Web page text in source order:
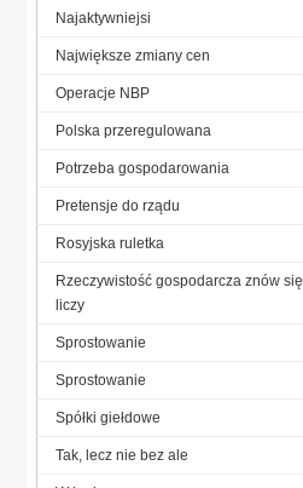
Najaktywniejsi
Największe zmiany cen
Operacje NBP
Polska przeregulowana
Potrzeba gospodarowania
Pretensje do rządu
Rosyjska ruletka
Rzeczywistość gospodarcza znów się
liczy
Sprostowanie
Sprostowanie
Spółki giełdowe
Tak, lecz nie bez ale